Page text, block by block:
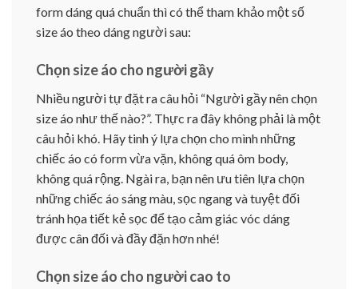
form dáng quá chuẩn thì có thể tham khảo một số
size áo theo dáng người sau:
Chọn size áo cho người gầy
Nhiều người tự đặt ra câu hỏi “Người gầy nên chọn
size áo như thế nào?”. Thực ra đây không phải là một
câu hỏi khó. Hãy tinh ý lựa chọn cho mình những
chiếc áo có form vừa vặn, không quá ôm body,
không quá rộng. Ngài ra, bạn nên ưu tiên lựa chọn
những chiếc áo sáng màu, sọc ngang và tuyệt đối
tránh họa tiết kẻ sọc để tạo cảm giác vóc dáng
được cân đối và đầy đặn hơn nhé!
Chọn size áo cho người cao to